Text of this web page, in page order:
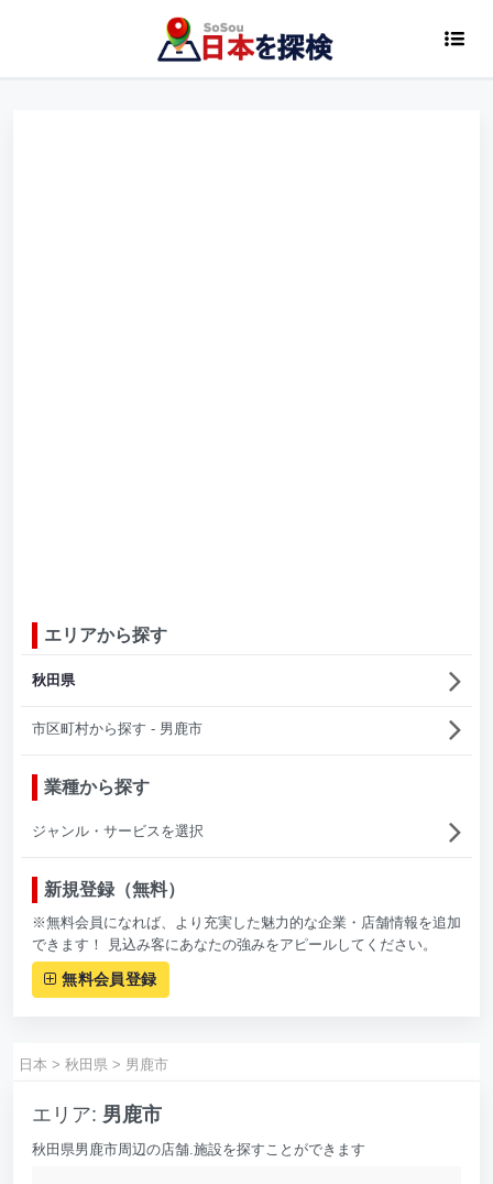
エリアから探す
秋田県
市区町村から探す - 男鹿市
業種から探す
ジャンル・サービスを選択
新規登録（無料）
※無料会員になれば、より充実した魅力的な企業・店舗情報を追加
できます！ 見込み客にあなたの強みをアピールしてください。
無料会員登録
日本 > 秋田県 > 男鹿市
エリア: 男鹿市
秋田県男鹿市周辺の店舗.施設を探すことができます